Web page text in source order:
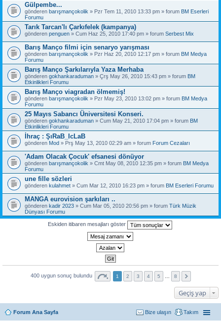
Gülpembe...
gönderen barışmançokolik » Pzr Tem 11, 2010 13:33 pm » forum BM Eserleri
Forumu
Tarık Tarcan'lı Çarkıfelek (kampanya)
gönderen penguen » Cum Haz 25, 2010 17:40 pm » forum Serbest Mix
Barış Manço filmi için senaryo yarışması
gönderen barışmançokolik » Pzr Haz 20, 2010 12:17 pm » forum BM Medya
Forumu
Barış Manço Şarkılarıyla Yaza Merhaba
gönderen gokhankaraduman » Çrş May 26, 2010 15:43 pm » forum BM
Etkinlikleri Forumu
Barış Manço viagradan ölmemiş!
gönderen barışmançokolik » Pzr May 23, 2010 13:02 pm » forum BM Medya
Forumu
25 Mayıs Sabancı Üniversitesi Konseri.
gönderen gokhankaraduman » Cum May 21, 2010 17:04 pm » forum BM
Etkinlikleri Forumu
İhraç : ŞıRaB_IcLaB
gönderen Mod » Prş May 13, 2010 02:29 am » forum Forum Cezaları
'Adam Olacak Çocuk' efsanesi dönüyor
gönderen barışmançokolik » Cmt May 08, 2010 12:35 pm » forum BM Medya
Forumu
une fille sözleri
gönderen kulahmet » Cum Mar 12, 2010 16:23 pm » forum BM Eserleri Forumu
MANGA eurovision şarkıları ..
gönderen kadir 2023 » Cum Mar 05, 2010 20:56 pm » forum Türk Müzik
Dünyası Forumu
Eskiden itibaren mesajları göster
400 uygun sonuç bulundu 1 2 3 4 5 8
Geçiş yap
Forum Ana Sayfa Takım
Bize ulaşın